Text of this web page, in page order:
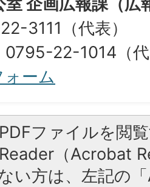
3111（代表）
0795-22-1014（
ーム
PDFファイルを閲
Reader（Acrobat
い方は、左記の